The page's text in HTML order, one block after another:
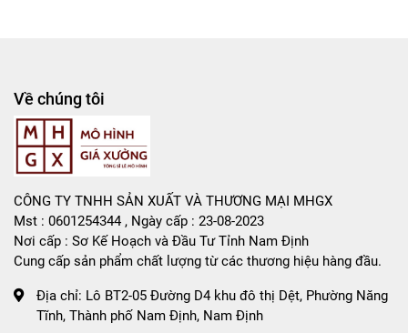
Về chúng tôi
CÔNG TY TNHH SẢN XUẤT VÀ THƯƠNG MẠI MHGX
Mst : 0601254344 , Ngày cấp : 23-08-2023
Nơi cấp : Sơ Kế Hoạch và Đầu Tư Tỉnh Nam Định
Cung cấp sản phẩm chất lượng từ các thương hiệu hàng đầu.
Địa chỉ: Lô BT2-05 Đường D4 khu đô thị Dệt, Phường Năng
Tĩnh, Thành phố Nam Định, Nam Định